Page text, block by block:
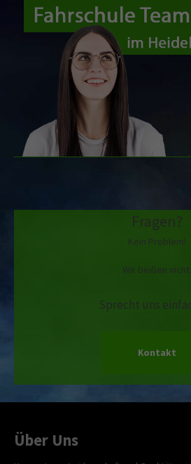
Fragen?
Kein Problem!
Wir beißen nicht.
Sprecht uns
Kontakt
Über Uns